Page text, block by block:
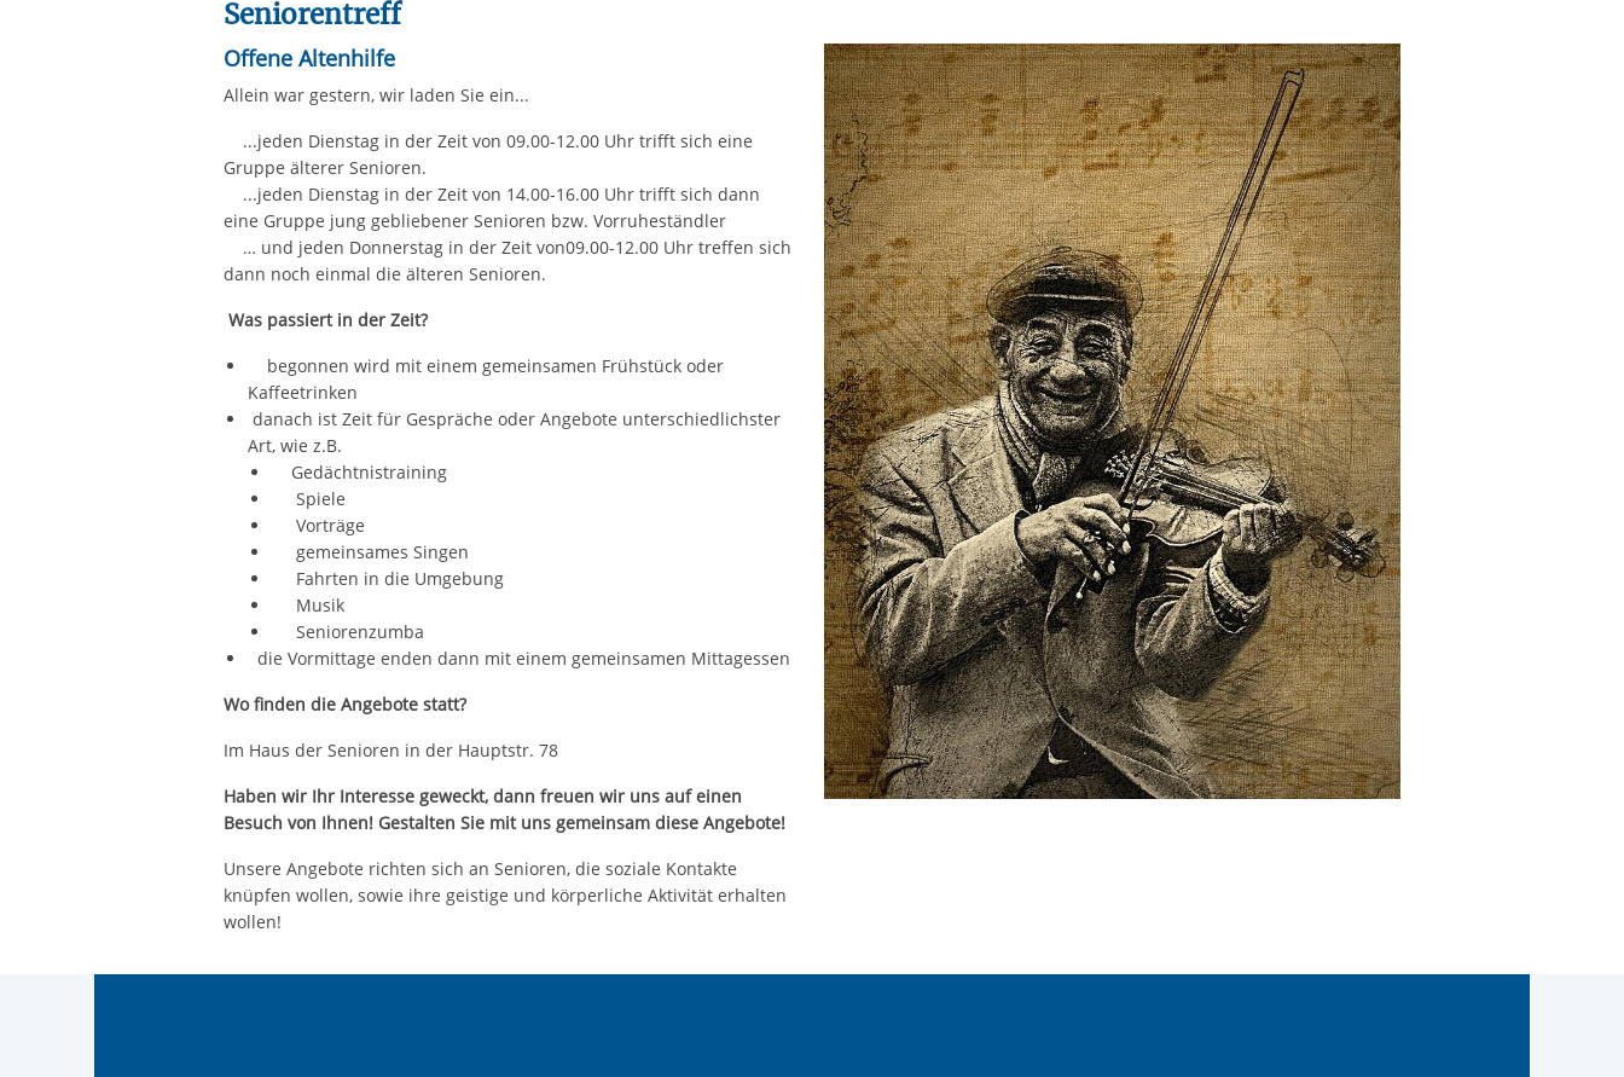
Seniorentreff
Offene Altenhilfe
Allein war gestern, wir laden Sie ein...
...jeden Dienstag in der Zeit von 09.00-12.00 Uhr trifft sich eine
Gruppe älterer Senioren.
...jeden Dienstag in der Zeit von 14.00-16.00 Uhr trifft sich dann
eine Gruppe jung gebliebener Senioren bzw. Vorruheständler
… und jeden Donnerstag in der Zeit von09.00-12.00 Uhr treffen sich
dann noch einmal die älteren Senioren.
Was passiert in der Zeit?
begonnen wird mit einem gemeinsamen Frühstück oder
Kaffeetrinken
danach ist Zeit für Gespräche oder Angebote unterschiedlichster
Art, wie z.B.
Gedächtnistraining
Spiele
Vorträge
gemeinsames Singen
Fahrten in die Umgebung
Musik
Seniorenzumba
die Vormittage enden dann mit einem gemeinsamen Mittagessen
Wo finden die Angebote statt?
Im Haus der Senioren in der Hauptstr. 78
Haben wir Ihr Interesse geweckt, dann freuen wir uns auf einen
Besuch von Ihnen! Gestalten Sie mit uns gemeinsam diese Angebote!
Unsere Angebote richten sich an Senioren, die soziale Kontakte
knüpfen wollen, sowie ihre geistige und körperliche Aktivität erhalten
wollen!